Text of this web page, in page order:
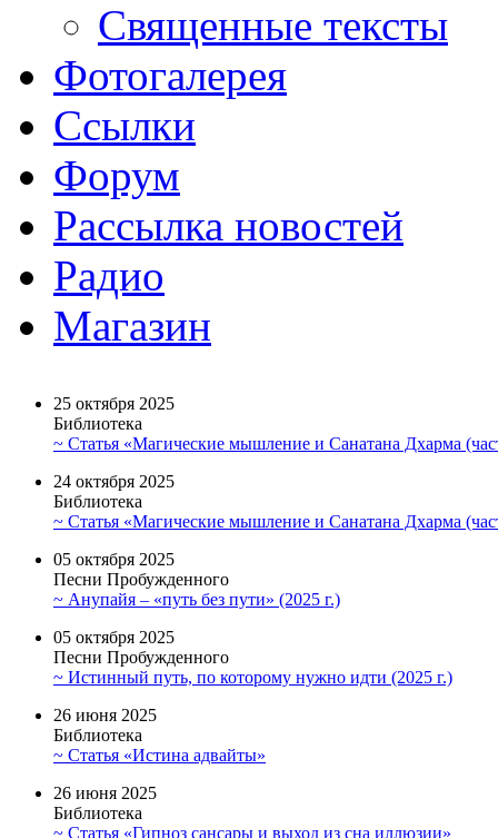
Священные тексты
Фотогалерея
Ссылки
Форум
Рассылка новостей
Радио
Магазин
25 октября 2025
Библиотека
~ Статья «Магические мышление и Санатана Дхарма
24 октября 2025
Библиотека
~ Статья «Магические мышление и Санатана Дхарма
05 октября 2025
Песни Пробужденного
~ Анупайя – «путь без пути» (2025 г.)
05 октября 2025
Песни Пробужденного
~ Истинный путь, по которому нужно идти (2025 г.)
26 июня 2025
Библиотека
~ Статья «Истина адвайты»
26 июня 2025
Библиотека
~ Статья «Гипноз сансары и выход из сна иллюзии»